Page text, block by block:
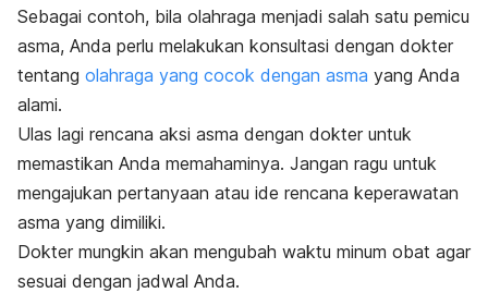
Sebagai contoh, bila olahraga menjadi salah satu pemicu
asma, Anda perlu melakukan konsultasi dengan dokter
tentang olahraga yang cocok dengan asma yang Anda
alami.
Ulas lagi rencana aksi asma dengan dokter untuk
memastikan Anda memahaminya. Jangan ragu untuk
mengajukan pertanyaan atau ide rencana keperawatan
asma yang dimiliki.
Dokter mungkin akan mengubah waktu minum obat agar
sesuai dengan jadwal Anda.